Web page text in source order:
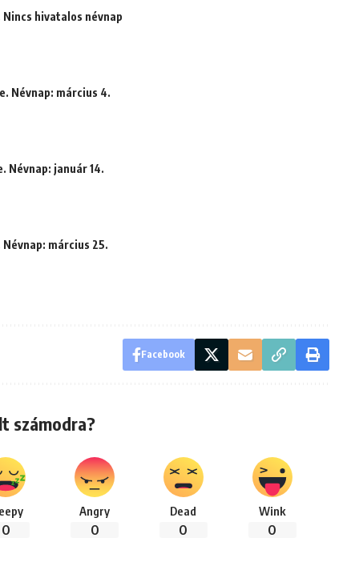
hivatalos névnap
Névnap: március 4.
Névnap: január 14.
március 25.
Facebook
számodra?
0
Angry
0
Dead
0
Wink
0